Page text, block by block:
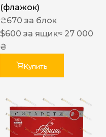
(флажок)
₴670 за блок
$600 за ящик≈ 27 000
₴
Купить